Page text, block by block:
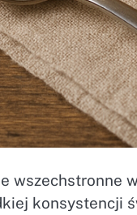
wszechstronne
konsystencji